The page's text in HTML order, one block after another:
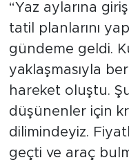
“Yaz aylarına
tatil planlarını
gündeme geldi.
yaklaşmasıyla
hareket oluştu.
düşünenler için
dilimindeyiz.
geçti ve araç